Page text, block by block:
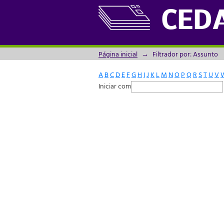
Filtrador por: Assunto
Página inicial → Filtrador por: Assunto
ABCDEFGH IJ KLM NOPQRSTUV
Iniciar com